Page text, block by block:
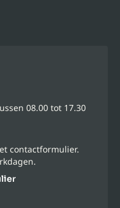
08.00 tot 17.30
contactformulier.